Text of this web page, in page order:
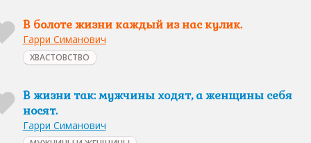
В болоте жизни каждый из нас кулик.
Гарри Симанович
ХВАСТОВСТВО
В жизни так: мужчины ходят, а женщины себя
носят.
Гарри Симанович